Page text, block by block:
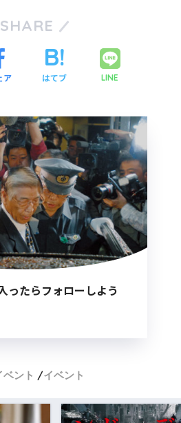
SHARE
ア はてブ LINE
ったらフォローしよう
ント イベント